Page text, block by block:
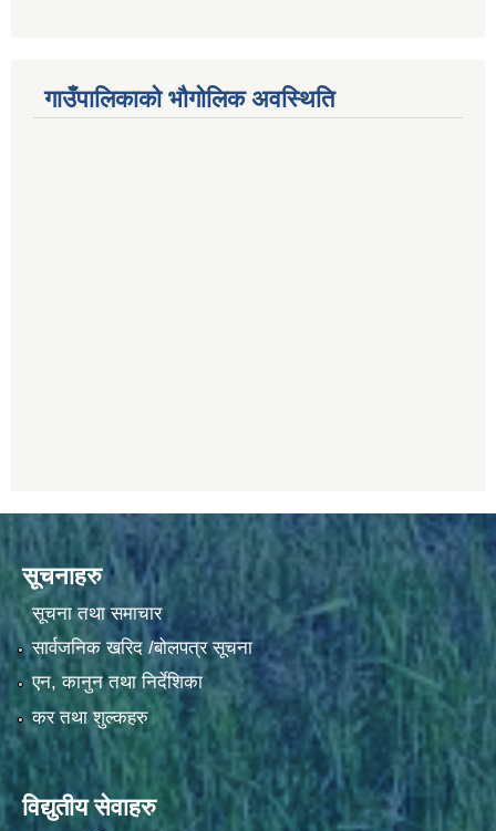
गाउँपालिकाको भौगोलिक अवस्थिति
सूचनाहरु
सूचना तथा समाचार
सार्वजनिक खरिद /बोलपत्र सूचना
एन, कानुन तथा निर्देशिका
कर तथा शुल्कहरु
विद्युतीय सेवाहरु